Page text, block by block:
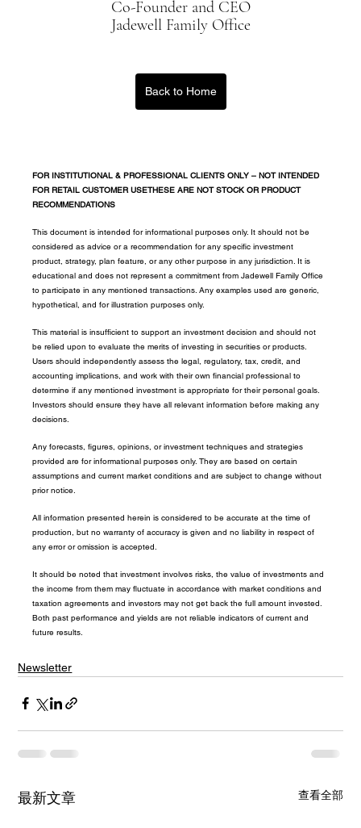
Co-Founder and CEO
Jadewell Family Office
Back to Home
FOR INSTITUTIONAL & PROFESSIONAL CLIENTS ONLY – NOT INTENDED
FOR RETAIL CUSTOMER USETHESE ARE NOT STOCK OR PRODUCT
RECOMMENDATIONS
This document is intended for informational purposes only. It should not be
considered as advice or a recommendation for any specific investment
product, strategy, plan feature, or any other purpose in any jurisdiction. It is
educational and does not represent a commitment from Jadewell Family Office
to participate in any mentioned transactions. Any examples used are generic,
hypothetical, and for illustration purposes only.
This material is insufficient to support an investment decision and should not
be relied upon to evaluate the merits of investing in securities or products.
Users should independently assess the legal, regulatory, tax, credit, and
accounting implications, and work with their own financial professional to
determine if any mentioned investment is appropriate for their personal goals.
Investors should ensure they have all relevant information before making any
decisions.
Any forecasts, figures, opinions, or investment techniques and strategies
provided are for informational purposes only. They are based on certain
assumptions and current market conditions and are subject to change without
prior notice.
All information presented herein is considered to be accurate at the time of
production, but no warranty of accuracy is given and no liability in respect of
any error or omission is accepted.
It should be noted that investment involves risks, the value of investments and
the income from them may fluctuate in accordance with market conditions and
taxation agreements and investors may not get back the full amount invested.
Both past performance and yields are not reliable indicators of current and
future results.
Newsletter
最新文章 查看全部